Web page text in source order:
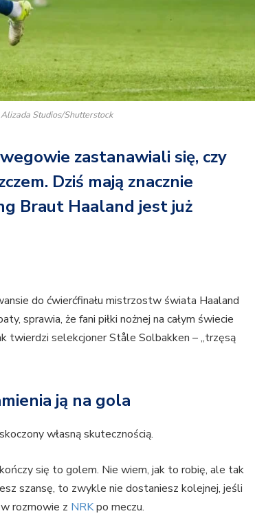
Studios/Shutterstock
zastanawiali się, czy
Dziś mają znacznie
Braut Haaland jest już
do ćwierćfinału mistrzostw świata Haaland
sprawia, że fani piłki nożnej na całym świecie
twierdzi selekcjoner Ståle Solbakken – „trzęsą
ją na gola
własną skutecznością.
się to golem. Nie wiem, jak to robię, ale tak
szansę, to zwykle nie dostaniesz kolejnej, jeśli
rozmowie z NRKpo meczu.